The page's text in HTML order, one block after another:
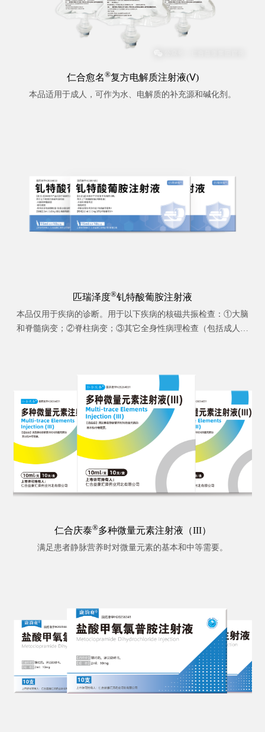
仁合愈名®复方电解质注射液(Ⅴ)
本品适用于成人，可作为水、电解质的补充源和碱化剂。
匹瑞泽度®钆特酸葡胺注射液
本品仅用于疾病的诊断。用于以下疾病的核磁共振检查：①大脑
和脊髓病变；②脊柱病变；③其它全身性病理检查（包括成人血
仁合庆泰®多种微量元素注射液（III）
满足患者静脉营养时对微量元素的基本和中等需要。